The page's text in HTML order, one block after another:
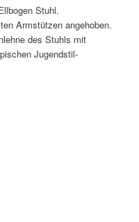
Stuhl.
Armstützen angehoben.
des Stuhls mit
Jugendstil-